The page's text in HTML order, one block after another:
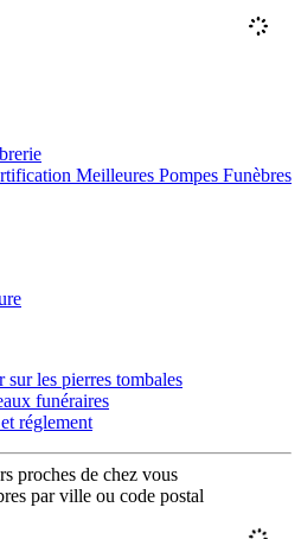
Meilleures Pompes Funèbres
les pierres tombales
funéraires
réglement
proches de chez vous
par ville ou code postal